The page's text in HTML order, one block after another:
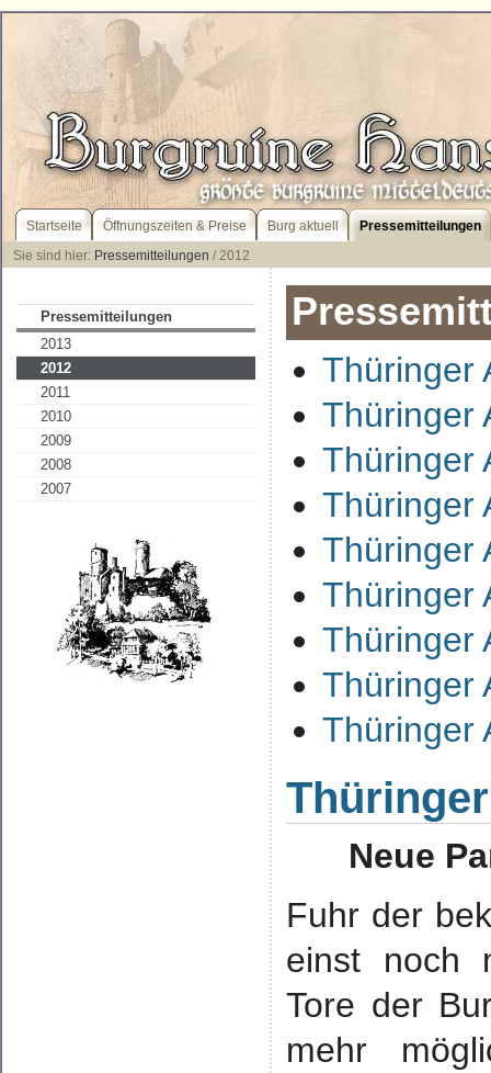
Startseite Öffnungszeiten & Preise Burg aktuell
Pressemitteilungen
Sie sind hier: Pressemitteilungen / 2012
Pressemitteilungen
2013
2012
2011
2010
2009
2008
2007
Thüringer
Thüringer
Thüringer
Thüringer
Thüringer
Thüringer
Thüringer
Thüringer
Thüringer
Neue
Fuhr der
einst noch
Tore der
mehr